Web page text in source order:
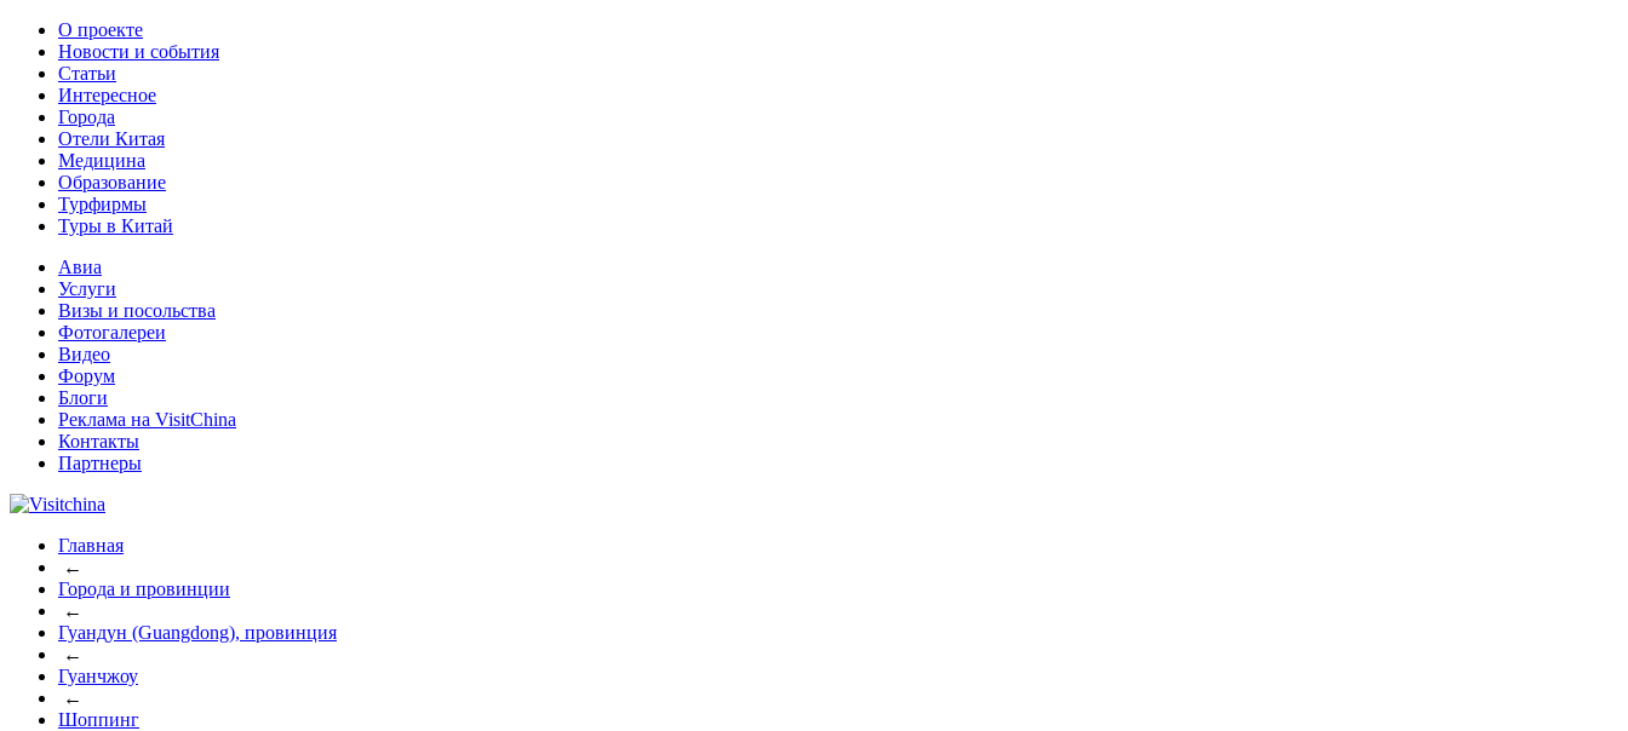
О проекте
Новости и события
Статьи
Интересное
Города
Отели Китая
Медицина
Образование
Турфирмы
Туры в Китай
Авиа
Услуги
Визы и посольства
Фотогалереи
Видео
Форум
Блоги
Реклама на VisitChina
Контакты
Партнеры
Главная
←
Города и провинции
←
Гуандун (Guangdong), провинция
←
Гуанчжоу
←
Шоппинг